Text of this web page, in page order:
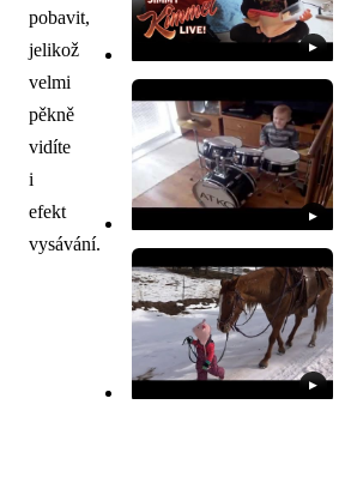
pobavit,
jelikož
velmi
pěkně
vidíte
i
efekt
vysávání.
▶
▶
▶